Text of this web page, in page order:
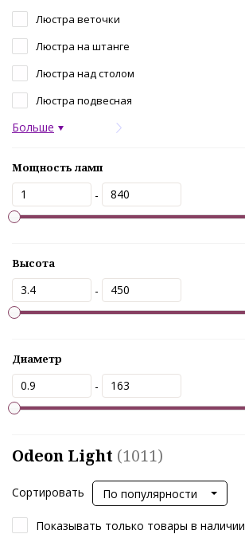
Люстра веточки
Люстра на штанге
Люстра над столом
Люстра подвесная
Больше
Мощность ламп
-
Высота
-
Диаметр
-
Odeon Light (1011)
Сортировать По популярности
Показывать только товары в наличии